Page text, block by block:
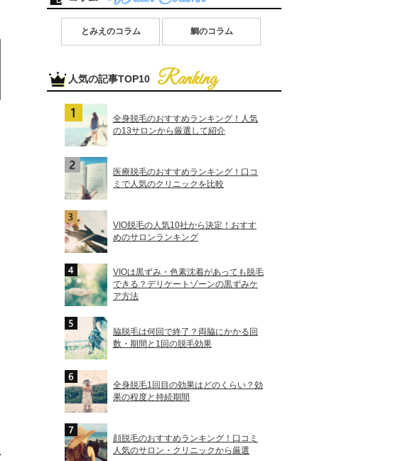
とみえのコラム 鯛のコラム
人気の記事TOP10
全身脱毛のおすすめランキング！人気
の13サロンから厳選して紹介
医療脱毛のおすすめランキング！口コ
ミで人気のクリニックを比較
VIO脱毛の人気10社から決定！おすす
めのサロンランキング
VIOは黒ずみ・色素沈着があっても脱毛
できる？デリケートゾーンの黒ずみケ
ア方法
脇脱毛は何回で終了？両脇にかかる回
数・期間と1回の脱毛効果
全身脱毛1回目の効果はどのくらい？効
果の程度と持続期間
顔脱毛のおすすめランキング！口コミ
人気のサロン・クリニックから厳選